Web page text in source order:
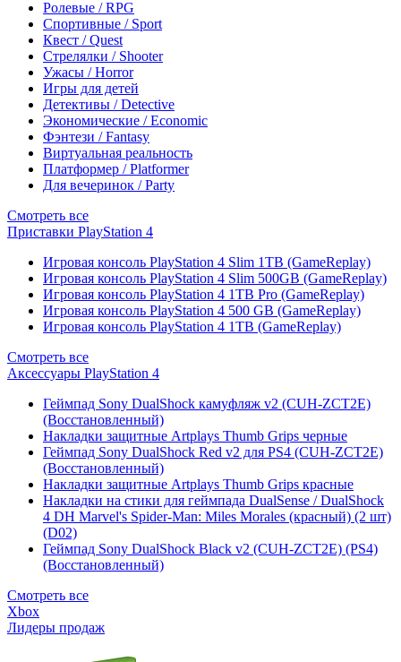
Ролевые / RPG
Спортивные / Sport
Квест / Quest
Стрелялки / Shooter
Ужасы / Horror
Игры для детей
Детективы / Detective
Экономические / Economic
Фэнтези / Fantasy
Виртуальная реальность
Платформер / Platformer
Для вечеринок / Party
Смотреть все
Приставки PlayStation 4
Игровая консоль PlayStation 4 Slim 1TB (GameReplay)
Игровая консоль PlayStation 4 Slim 500GB (GameReplay)
Игровая консоль PlayStation 4 1TB Pro (GameReplay)
Игровая консоль PlayStation 4 500 GB (GameReplay)
Игровая консоль PlayStation 4 1TB (GameReplay)
Смотреть все
Аксессуары PlayStation 4
Геймпад Sony DualShock камуфляж v2 (CUH-ZCT2E)
(Восстановленный)
Накладки защитные Artplays Thumb Grips черные
Геймпад Sony DualShock Red v2 для PS4 (CUH-ZCT2E)
(Восстановленный)
Накладки защитные Artplays Thumb Grips красные
Накладки на стики для геймпада DualSense / DualShock
4 DH Marvel's Spider-Man: Miles Morales (красный) (2 шт)
(D02)
Геймпад Sony DualShock Black v2 (CUH-ZCT2E) (PS4)
(Восстановленный)
Смотреть все
Xbox
Лидеры продаж